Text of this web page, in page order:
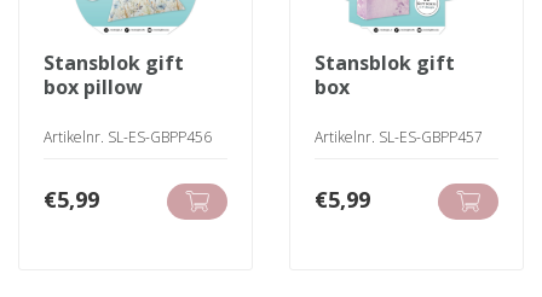
stansblok gift
box pillow
Artikelnr. SL-ES-GBPP456
€5,99
stansblok gift
box
Artikelnr. SL-ES-GBPP457
€5,99